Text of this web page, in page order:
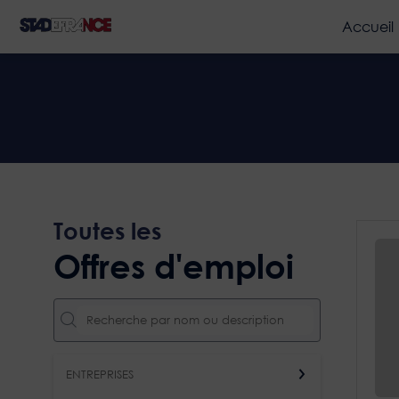
Accueil
Toutes les
Offres d'emploi
ENTREPRISES